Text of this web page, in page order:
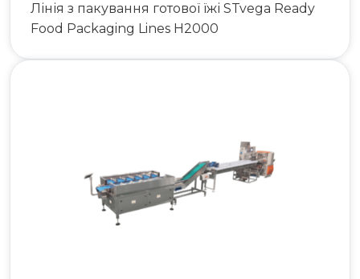
Лінія з пакування готової їжі STvega Ready
Food Packaging Lines H2000